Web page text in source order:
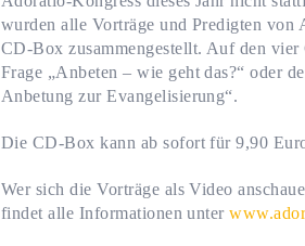
wurden alle Vorträge und Predigten
CD-Box zusammengestellt. Auf den
Frage „Anbeten – wie geht das?“ oder
Anbetung zur Evangelisierung“.
Die CD-Box kann ab sofort für 9,90
Wer sich die Vorträge als Video
findet alle Informationen unter